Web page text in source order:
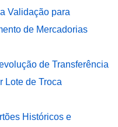
Validação para
de Mercadorias
de Transferência
Lote de Troca
Históricos e